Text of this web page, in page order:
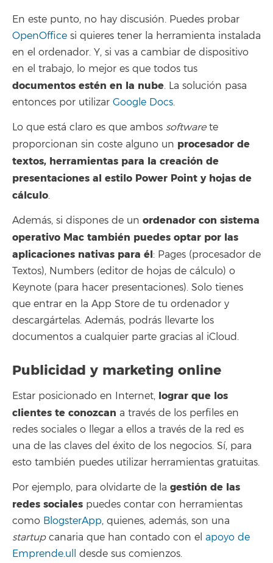
En este punto, no hay discusión. Puedes probar
OpenOffice si quieres tener la herramienta instalada
en el ordenador. Y, si vas a cambiar de dispositivo
en el trabajo, lo mejor es que todos tus
documentos estén en la nube. La solución pasa
entonces por utilizar Google Docs.
Lo que está claro es que ambos softwarete
proporcionan sin coste alguno un procesador de
textos, herramientas para la creación de
presentaciones al estilo Power Point y hojas de
cálculo.
Además, si dispones de un ordenador con sistema
operativo Mac también puedes optar por las
aplicaciones nativas para él: Pages (procesador de
Textos), Numbers (editor de hojas de cálculo) o
Keynote (para hacer presentaciones). Solo tienes
que entrar en la App Store de tu ordenador y
descargártelas. Además, podrás llevarte los
documentos a cualquier parte gracias al iCloud.
Publicidad y marketing online
Estar posicionado en Internet, lograr que los
clientes te conozcan a través de los perfiles en
redes sociales o llegar a ellos a través de la red es
una de las claves del éxito de los negocios. Sí, para
esto también puedes utilizar herramientas gratuitas.
Por ejemplo, para olvidarte de la gestión de las
redes sociales puedes contar con herramientas
como BlogsterApp, quienes, además, son una
startupcanaria que han contado con el apoyo de
Emprende.ull desde sus comienzos.